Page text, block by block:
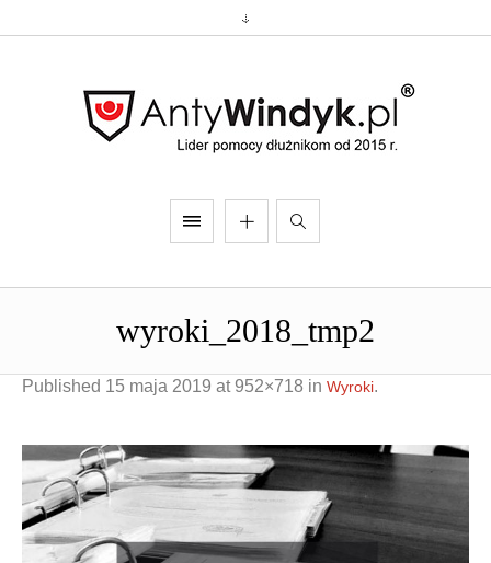
wyroki_2018_tmp2
Published 15 maja 2019 at 952×718 in Wyroki.